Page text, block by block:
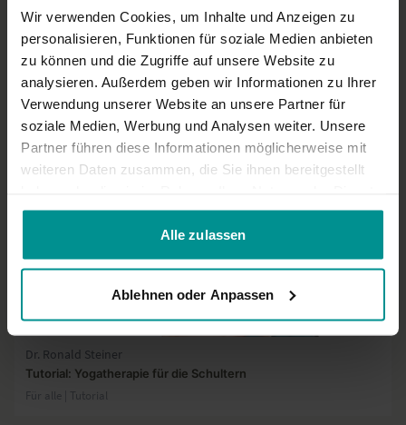
Wir verwenden Cookies, um Inhalte und Anzeigen zu
personalisieren, Funktionen für soziale Medien anbieten
zu können und die Zugriffe auf unsere Website zu
analysieren. Außerdem geben wir Informationen zu Ihrer
Verwendung unserer Website an unsere Partner für
soziale Medien, Werbung und Analysen weiter. Unsere
Partner führen diese Informationen möglicherweise mit
weiteren Daten zusammen, die Sie ihnen bereitgestellt
gesammelt haben.
Alle zulassen
Ablehnen oder Anpassen
Mehr laden
Ähnliche Videos
09:12
Dr. Ronald Steiner
Tutorial: Yogatherapie für die Schultern
Für alle | Tutorial